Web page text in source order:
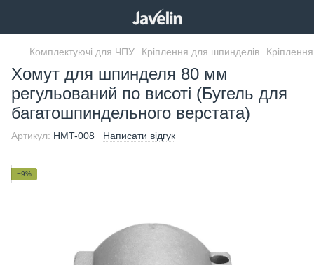
Комплектуючі для ЧПУ Кріплення для шпинделів
Хомут для шпинделя 80 мм
регульований по висоті (Бугель для
багатошпиндельного верстата)
Артикул: HMT-008 Написати відгук
−9%